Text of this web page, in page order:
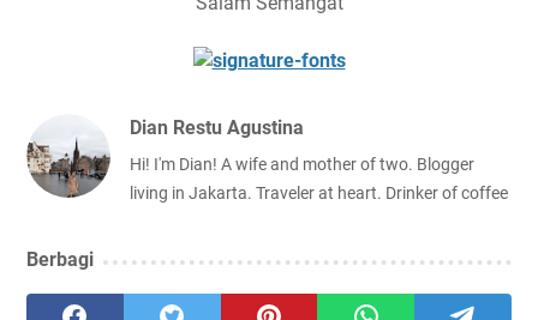
Dian Restu Agustina
Hi! I'm Dian! A wife and mother of two. Blogger
living in Jakarta. Traveler at heart. Drinker of coffee
Berbagi